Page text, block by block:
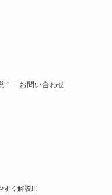
！
お問い合わせ
すく解説!!.